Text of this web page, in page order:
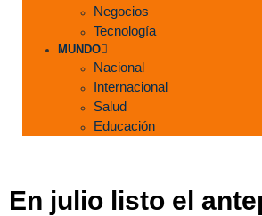
Negocios
Tecnología
MUNDO
Nacional
Internacional
Salud
Educación
En julio listo el